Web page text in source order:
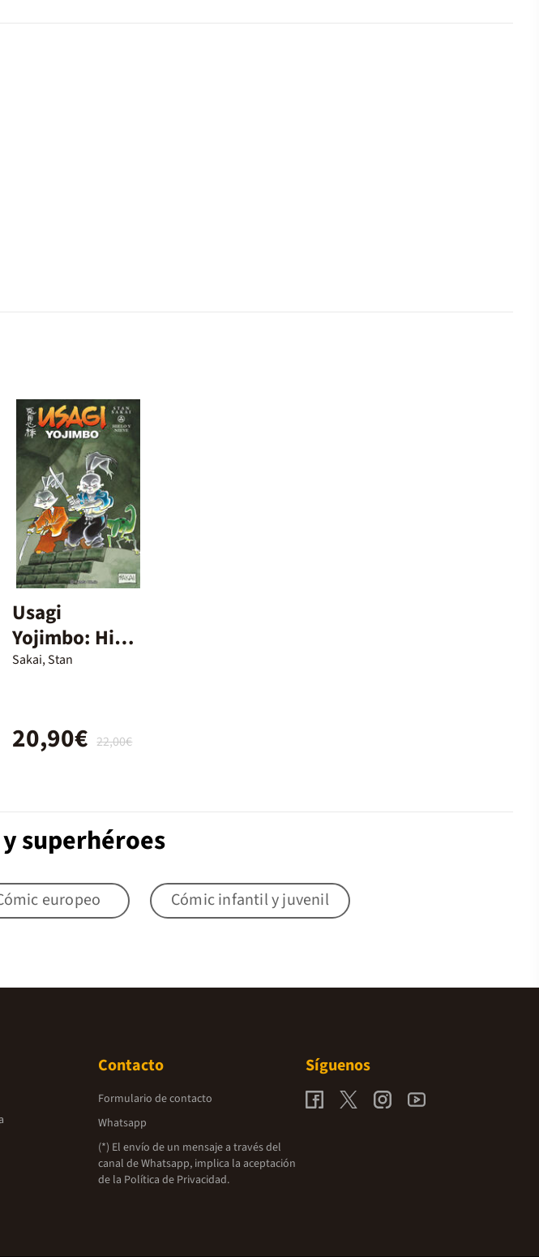
Usagi
Yojimbo: Hielo
y nieve
Sakai, Stan
22,00€
20,90€
superhéroes
europeo Cómic infantil y juvenil
Contacto
Formulario de contacto
Whatsapp
(*) El envío de un mensaje a través del
canal de Whatsapp, implica la aceptación
de la Política de Privacidad.
Síguenos